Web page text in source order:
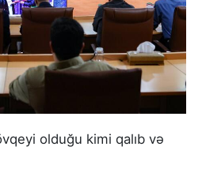
olduğu kimi qalıb və